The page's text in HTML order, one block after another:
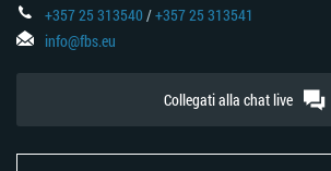
+357 25 313540/+357 25 313541
info@fbs.eu
Collegati alla chat live